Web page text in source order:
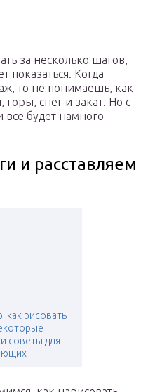
за несколько шагов,
показаться. Когда
то не понимаешь, как
горы, снег и закат. Но с
будет намного
и расставляем
как рисовать
советы для